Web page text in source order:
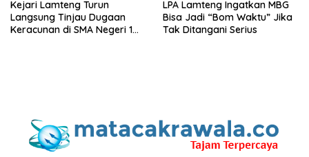
Kejari Lamteng Turun
Langsung Tinjau Dugaan
Keracunan di SMA Negeri 1
LPA Lamteng Ingatkan MBG
Bisa Jadi “Bom Waktu” Jika
Tak Ditangani Serius